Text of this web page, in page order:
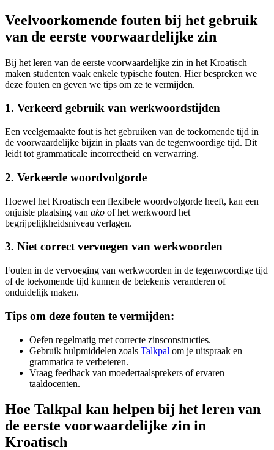
Veelvoorkomende fouten bij het gebruik
van de eerste voorwaardelijke zin
Bij het leren van de eerste voorwaardelijke zin in het Kroatisch
maken studenten vaak enkele typische fouten. Hier bespreken we
deze fouten en geven we tips om ze te vermijden.
1. Verkeerd gebruik van werkwoordstijden
Een veelgemaakte fout is het gebruiken van de toekomende tijd in
de voorwaardelijke bijzin in plaats van de tegenwoordige tijd. Dit
leidt tot grammaticale incorrectheid en verwarring.
2. Verkeerde woordvolgorde
Hoewel het Kroatisch een flexibele woordvolgorde heeft, kan een
onjuiste plaatsing van ako of het werkwoord het
begrijpelijkheidsniveau verlagen.
3. Niet correct vervoegen van werkwoorden
Fouten in de vervoeging van werkwoorden in de tegenwoordige tijd
of de toekomende tijd kunnen de betekenis veranderen of
onduidelijk maken.
Tips om deze fouten te vermijden:
Oefen regelmatig met correcte zinsconstructies.
Gebruik hulpmiddelen zoals Talkpal om je uitspraak en
grammatica te verbeteren.
Vraag feedback van moedertaalsprekers of ervaren
taaldocenten.
Hoe Talkpal kan helpen bij het leren van
de eerste voorwaardelijke zin in
Kroatisch